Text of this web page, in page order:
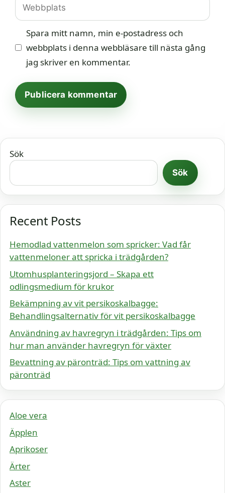
Spara mitt namn, min e-postadress och
webbplats i denna webbläsare till nästa gång
jag skriver en kommentar.
Sök
Sök
Recent Posts
Hemodlad vattenmelon som spricker: Vad får
vattenmeloner att spricka i trädgården?
Utomhusplanteringsjord – Skapa ett
odlingsmedium för krukor
Bekämpning av vit persikoskalbagge:
Behandlingsalternativ för vit persikoskalbagge
Användning av havregryn i trädgården: Tips om
hur man använder havregryn för växter
Bevattning av päronträd: Tips om vattning av
päronträd
Aloe vera
Äpplen
Aprikoser
Ärter
Aster